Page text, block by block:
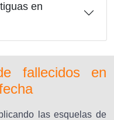
en
fallecidos en
las esquelas de